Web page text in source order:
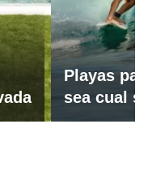
Playas
sea cual